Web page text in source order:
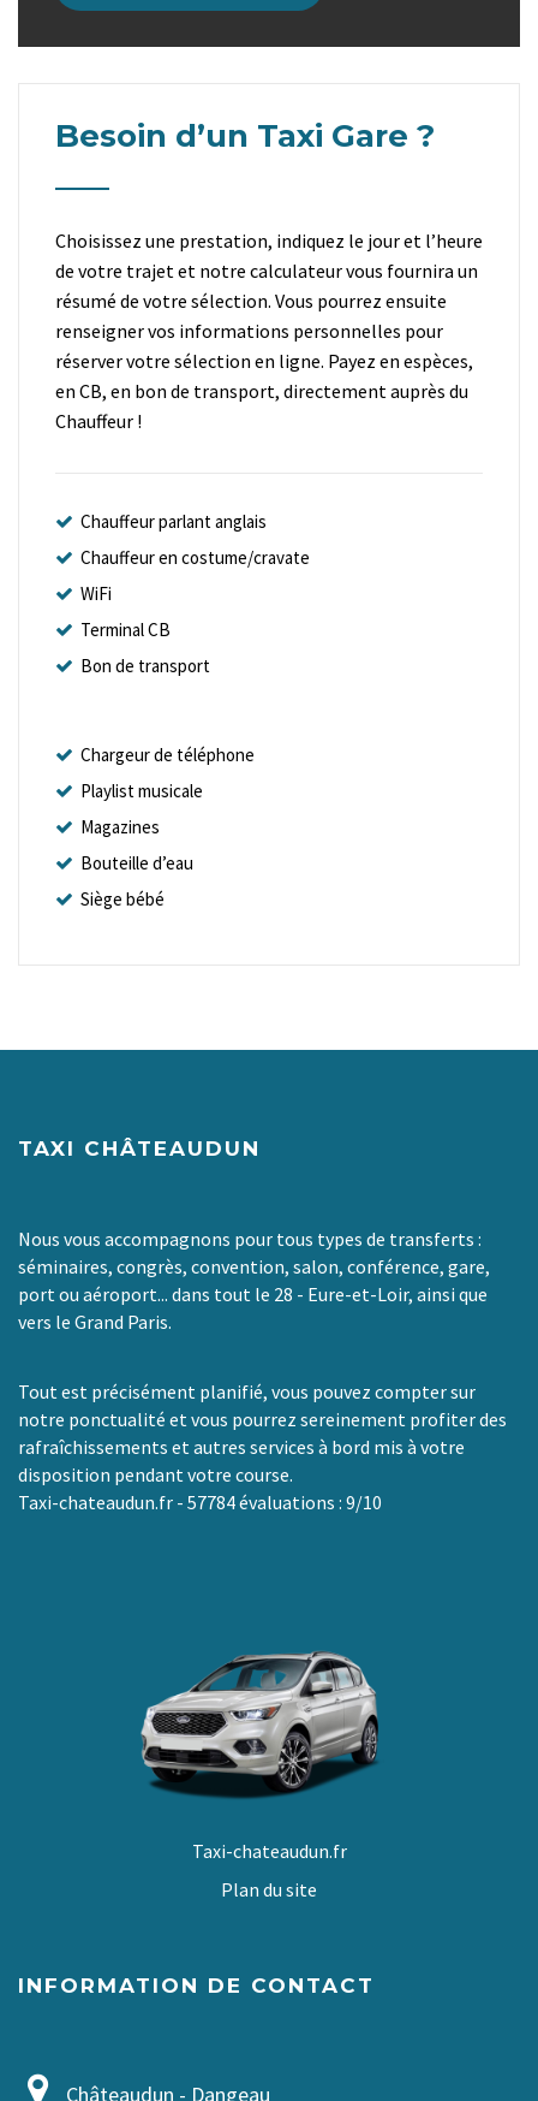
Besoin d’un Taxi Gare ?
Choisissez une prestation, indiquez le jour et l’heure
de votre trajet et notre calculateur vous fournira un
résumé de votre sélection. Vous pourrez ensuite
renseigner vos informations personnelles pour
réserver votre sélection en ligne. Payez en espèces,
en CB, en bon de transport, directement auprès du
Chauffeur !
Chauffeur parlant anglais
Chauffeur en costume/cravate
WiFi
Terminal CB
Bon de transport
Chargeur de téléphone
Playlist musicale
Magazines
Bouteille d’eau
Siège bébé
TAXI CHÂTEAUDUN
Nous vous accompagnons pour tous types de transferts :
séminaires, congrès, convention, salon, conférence, gare,
port ou aéroport... dans tout le 28 - Eure-et-Loir, ainsi que
vers le Grand Paris.
Tout est précisément planifié, vous pouvez compter sur
notre ponctualité et vous pourrez sereinement profiter des
rafraîchissements et autres services à bord mis à votre
disposition pendant votre course.
Taxi-chateaudun.fr - 57784évaluations : 9/10
Taxi-chateaudun.fr
Plan du site
INFORMATION DE CONTACT
Châteaudun - Dangeau